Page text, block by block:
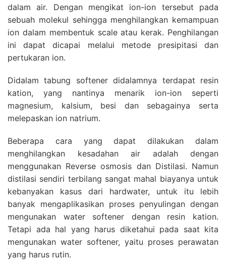
dalam air. Dengan mengikat ion-ion tersebut pada
sebuah molekul sehingga menghilangkan kemampuan
ion dalam membentuk scale atau kerak. Penghilangan
ini dapat dicapai melalui metode presipitasi dan
pertukaran ion.
Didalam tabung softener didalamnya terdapat resin
kation, yang nantinya menarik ion-ion seperti
magnesium, kalsium, besi dan sebagainya serta
melepaskan ion natrium.
Beberapa cara yang dapat dilakukan dalam
menghilangkan kesadahan air adalah dengan
menggunakan Reverse osmosis dan Distilasi. Namun
distilasi sendiri terbilang sangat mahal biayanya untuk
kebanyakan kasus dari hardwater, untuk itu lebih
banyak mengaplikasikan proses penyulingan dengan
mengunakan water softener dengan resin kation.
Tetapi ada hal yang harus diketahui pada saat kita
mengunakan water softener, yaitu proses perawatan
yang harus rutin.